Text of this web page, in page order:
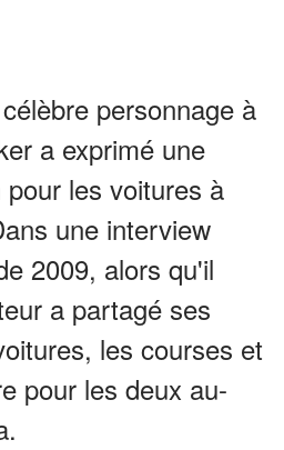
personnage à
a exprimé une
les voitures à
une interview
2009, alors qu'il
a partagé ses
les courses et
pour les deux au-